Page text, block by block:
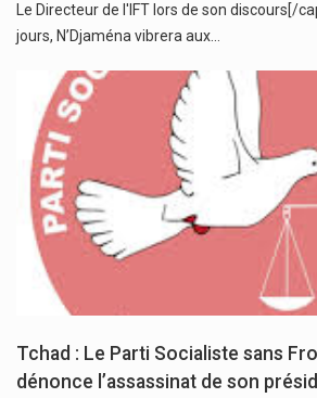
Le Directeur de l'IFT lors de son discours[/
jours, N’Djaména vibrera aux…
Tchad : Le Parti Socialiste sans
dénonce l’assassinat de son